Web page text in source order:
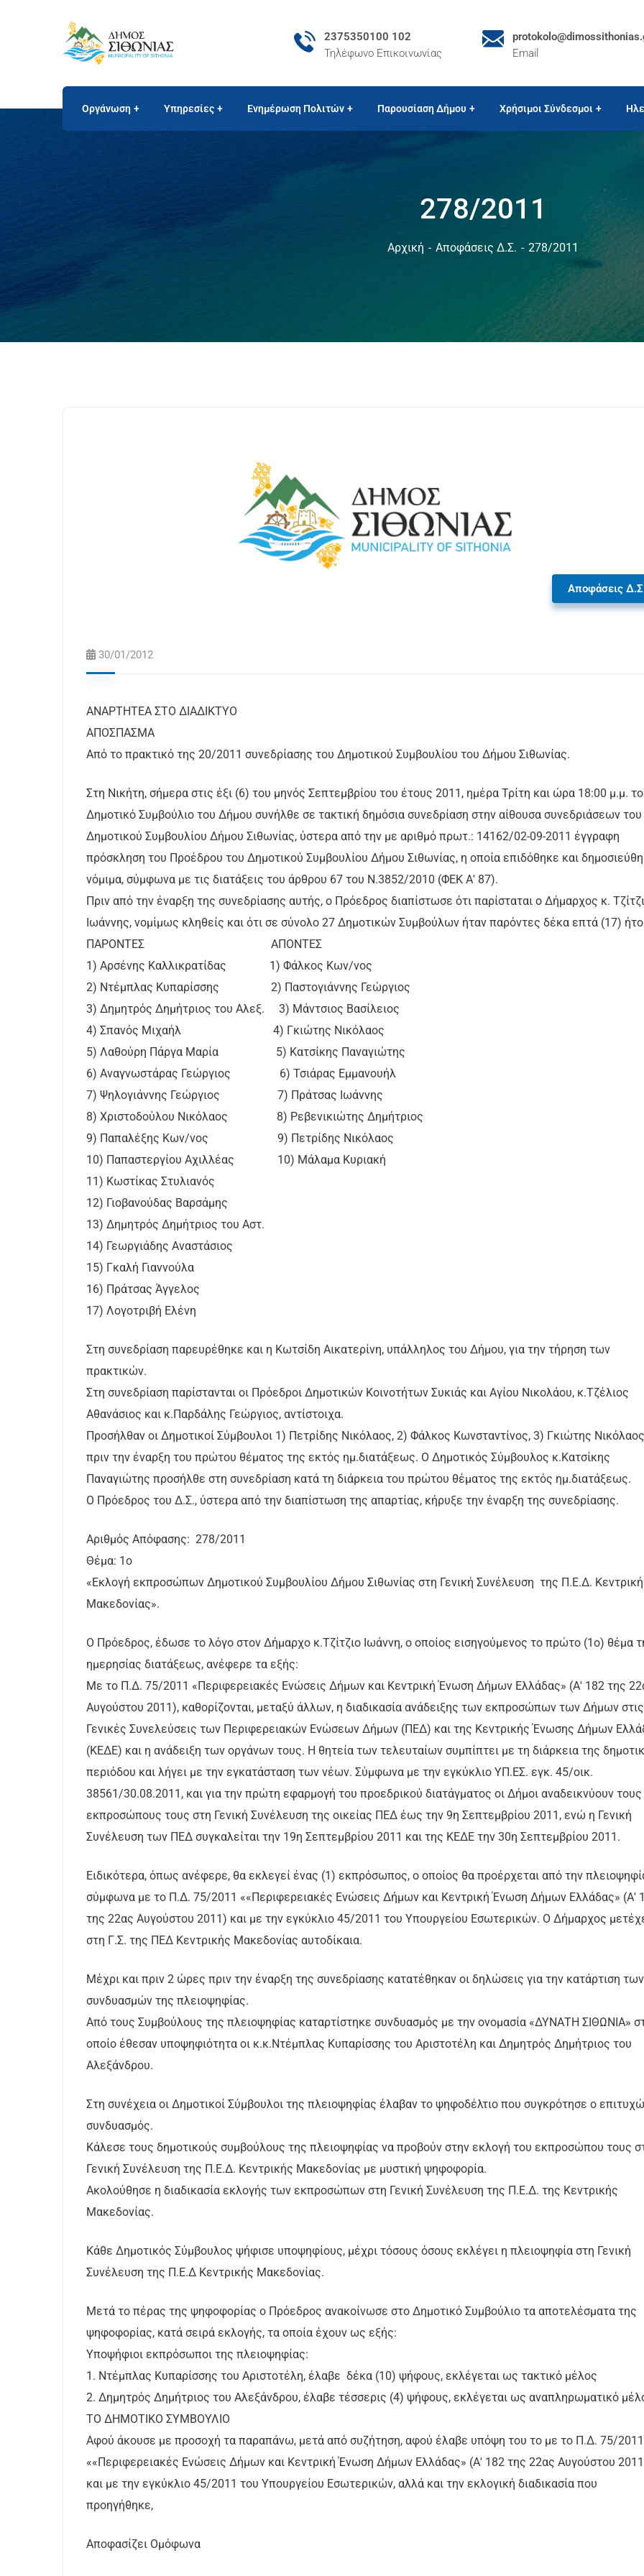
2375350100 102
Τηλέφωνο Επικοινωνίας
Email
Οργάνωση Υπηρεσίες Ενημέρωση Πολιτών Παρουσίαση Δήμου Χρήσιμοι Σύνδεσμοι
278/2011
Αρχική Αποφάσεις Δ.Σ. 278/2011
Αποφάσεις
30/01/2012
ΑΝΑΡΤΗΤΕΑ ΣΤΟ ΔΙΑΔΙΚΤΥΟ
ΑΠΟΣΠΑΣΜΑ
Από το πρακτικό της 20/2011 συνεδρίασης του Δημοτικού Συμβουλίου του Δήμου Σιθωνίας.
Στη Νικήτη, σήμερα στις έξι (6) του μηνός Σεπτεμβρίου του έτους 2011, ημέρα Τρίτη και ώρα 18:00 μ.μ. το
Δημοτικό Συμβούλιο του Δήμου συνήλθε σε τακτική δημόσια συνεδρίαση στην αίθουσα συνεδριάσεων του
Δημοτικού Συμβουλίου Δήμου Σιθωνίας, ύστερα από την με αριθμό πρωτ.: 14162/02-09-2011 έγγραφη
πρόσκληση του Προέδρου του Δημοτικού Συμβουλίου Δήμου Σιθωνίας, η οποία επιδόθηκε και
νόμιμα, σύμφωνα με τις διατάξεις του άρθρου 67 του Ν.3852/2010 (ΦΕΚ Α' 87).
Πριν από την έναρξη της συνεδρίασης αυτής, ο Πρόεδρος διαπίστωσε ότι παρίσταται ο Δήμαρχος κ.
Ιωάννης, νομίμως κληθείς και ότι σε σύνολο 27 Δημοτικών Συμβούλων ήταν παρόντες δέκα επτά (17)
ΠΑΡΟΝΤΕΣ ΑΠΟΝΤΕΣ
1) Αρσένης Καλλικρατίδας 1) Φάλκος Κων/νος
2) Ντέμπλας Κυπαρίσσης 2) Παστογιάννης Γεώργιος
3) Δημητρός Δημήτριος του Αλεξ. 3) Μάντσιος Βασίλειος
4) Σπανός Μιχαήλ 4) Γκιώτης Νικόλαος
5) Λαθούρη Πάργα Μαρία 5) Κατσίκης Παναγιώτης
6) Αναγνωστάρας Γεώργιος 6) Τσιάρας Εμμανουήλ
7) Ψηλογιάννης Γεώργιος 7) Πράτσας Ιωάννης
8) Χριστοδούλου Νικόλαος 8) Ρεβενικιώτης Δημήτριος
9) Παπαλέξης Κων/νος 9) Πετρίδης Νικόλαος
10) Παπαστεργίου Αχιλλέας 10) Μάλαμα Κυριακή
11) Κωστίκας Στυλιανός
12) Γιοβανούδας Βαρσάμης
13) Δημητρός Δημήτριος του Αστ.
14) Γεωργιάδης Αναστάσιος
15) Γκαλή Γιαννούλα
16) Πράτσας Άγγελος
17) Λογοτριβή Ελένη
Στη συνεδρίαση παρευρέθηκε και η Κωτσίδη Αικατερίνη, υπάλληλος του Δήμου, για την τήρηση των
πρακτικών.
Στη συνεδρίαση παρίστανται οι Πρόεδροι Δημοτικών Κοινοτήτων Συκιάς και Αγίου Νικολάου, κ.Τζέλιος
Αθανάσιος και κ.Παρδάλης Γεώργιος, αντίστοιχα.
Προσήλθαν οι Δημοτικοί Σύμβουλοι 1) Πετρίδης Νικόλαος, 2) Φάλκος Κωνσταντίνος, 3) Γκιώτης Νικόλαος
πριν την έναρξη του πρώτου θέματος της εκτός ημ.διατάξεως. Ο Δημοτικός Σύμβουλος κ.Κατσίκης
Παναγιώτης προσήλθε στη συνεδρίαση κατά τη διάρκεια του πρώτου θέματος της εκτός ημ.διατάξεως.
Ο Πρόεδρος του Δ.Σ., ύστερα από την διαπίστωση της απαρτίας, κήρυξε την έναρξη της συνεδρίασης.
Αριθμός Απόφασης: 278/2011
Θέμα: 1ο
«Εκλογή εκπροσώπων Δημοτικού Συμβουλίου Δήμου Σιθωνίας στη Γενική Συνέλευση της Π.Ε.Δ.
Μακεδονίας».
Ο Πρόεδρος, έδωσε το λόγο στον Δήμαρχο κ.Τζίτζιο Ιωάννη, ο οποίος εισηγούμενος το πρώτο (1ο) θέμα
ημερησίας διατάξεως, ανέφερε τα εξής:
Με το Π.Δ. 75/2011 «Περιφερειακές Ενώσεις Δήμων και Κεντρική Ένωση Δήμων Ελλάδας» (Α' 182 της
Αυγούστου 2011), καθορίζονται, μεταξύ άλλων, η διαδικασία ανάδειξης των εκπροσώπων των Δήμων στις
Γενικές Συνελεύσεις των Περιφερειακών Ενώσεων Δήμων (ΠΕΔ) και της Κεντρικής Ένωσης Δήμων
(ΚΕΔΕ) και η ανάδειξη των οργάνων τους. Η θητεία των τελευταίων συμπίπτει με τη διάρκεια της
περιόδου και λήγει με την εγκατάσταση των νέων. Σύμφωνα με την εγκύκλιο ΥΠ.ΕΣ. εγκ. 45/οικ.
38561/30.08.2011, και για την πρώτη εφαρμογή του προεδρικού διατάγματος οι Δήμοι αναδεικνύουν τους
εκπροσώπους τους στη Γενική Συνέλευση της οικείας ΠΕΔ έως την 9η Σεπτεμβρίου 2011, ενώ η Γενική
Συνέλευση των ΠΕΔ συγκαλείται την 19η Σεπτεμβρίου 2011 και της ΚΕΔΕ την 30η Σεπτεμβρίου 2011.
Ειδικότερα, όπως ανέφερε, θα εκλεγεί ένας (1) εκπρόσωπος, ο οποίος θα προέρχεται από την
σύμφωνα με το Π.Δ. 75/2011 ««Περιφερειακές Ενώσεις Δήμων και Κεντρική Ένωση Δήμων Ελλάδας» (Α'
της 22ας Αυγούστου 2011) και με την εγκύκλιο 45/2011 του Υπουργείου Εσωτερικών. Ο Δήμαρχος
στη Γ.Σ. της ΠΕΔ Κεντρικής Μακεδονίας αυτοδίκαια.
Μέχρι και πριν 2 ώρες πριν την έναρξη της συνεδρίασης κατατέθηκαν οι δηλώσεις για την κατάρτιση των
συνδυασμών της πλειοψηφίας.
Από τους Συμβούλους της πλειοψηφίας καταρτίστηκε συνδυασμός με την ονομασία «ΔΥΝΑΤΗ ΣΙΘΩΝΙΑ»
οποίο έθεσαν υποψηφιότητα οι κ.κ.Ντέμπλας Κυπαρίσσης του Αριστοτέλη και Δημητρός Δημήτριος του
Αλεξάνδρου.
Στη συνέχεια οι Δημοτικοί Σύμβουλοι της πλειοψηφίας έλαβαν το ψηφοδέλτιο που συγκρότησε ο
συνδυασμός.
Κάλεσε τους δημοτικούς συμβούλους της πλειοψηφίας να προβούν στην εκλογή του εκπροσώπου τους
Γενική Συνέλευση της Π.Ε.Δ. Κεντρικής Μακεδονίας με μυστική ψηφοφορία.
Ακολούθησε η διαδικασία εκλογής των εκπροσώπων στη Γενική Συνέλευση της Π.Ε.Δ. της Κεντρικής
Μακεδονίας.
Κάθε Δημοτικός Σύμβουλος ψήφισε υποψηφίους, μέχρι τόσους όσους εκλέγει η πλειοψηφία στη Γενική
Συνέλευση της Π.Ε.Δ Κεντρικής Μακεδονίας.
Μετά το πέρας της ψηφοφορίας ο Πρόεδρος ανακοίνωσε στο Δημοτικό Συμβούλιο τα αποτελέσματα της
ψηφοφορίας, κατά σειρά εκλογής, τα οποία έχουν ως εξής:
Υποψήφιοι εκπρόσωποι της πλειοψηφίας:
1. Ντέμπλας Κυπαρίσσης του Αριστοτέλη, έλαβε δέκα (10) ψήφους, εκλέγεται ως τακτικό μέλος
2. Δημητρός Δημήτριος του Αλεξάνδρου, έλαβε τέσσερις (4) ψήφους, εκλέγεται ως αναπληρωματικό
ΤΟ ΔΗΜΟΤΙΚΟ ΣΥΜΒΟΥΛΙΟ
Αφού άκουσε με προσοχή τα παραπάνω, μετά από συζήτηση, αφού έλαβε υπόψη του το με το Π.Δ. 75/2011
««Περιφερειακές Ενώσεις Δήμων και Κεντρική Ένωση Δήμων Ελλάδας» (Α' 182 της 22ας Αυγούστου
και με την εγκύκλιο 45/2011 του Υπουργείου Εσωτερικών, αλλά και την εκλογική διαδικασία που
προηγήθηκε,
Αποφασίζει Ομόφωνα